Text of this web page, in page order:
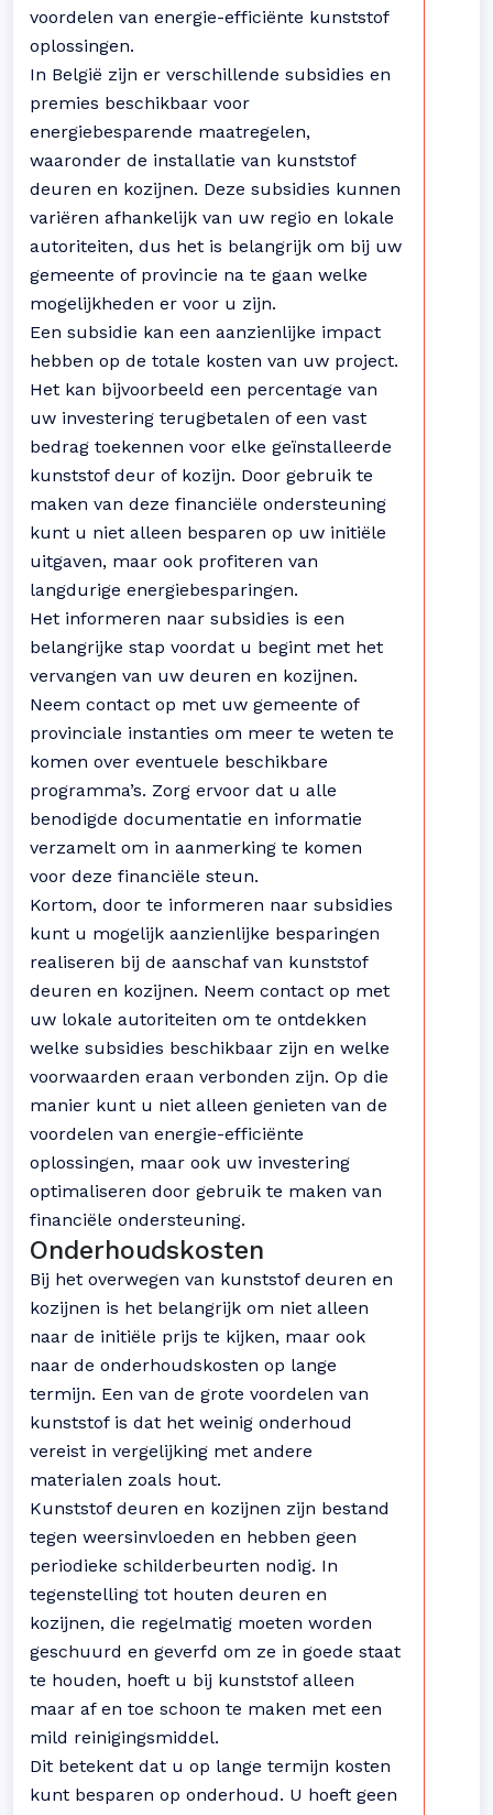
voordelen van energie-efficiënte kunststof
oplossingen.
In België zijn er verschillende subsidies en
premies beschikbaar voor
energiebesparende maatregelen,
waaronder de installatie van kunststof
deuren en kozijnen. Deze subsidies kunnen
variëren afhankelijk van uw regio en lokale
autoriteiten, dus het is belangrijk om bij uw
gemeente of provincie na te gaan welke
mogelijkheden er voor u zijn.
Een subsidie kan een aanzienlijke impact
hebben op de totale kosten van uw project.
Het kan bijvoorbeeld een percentage van
uw investering terugbetalen of een vast
bedrag toekennen voor elke geïnstalleerde
kunststof deur of kozijn. Door gebruik te
maken van deze financiële ondersteuning
kunt u niet alleen besparen op uw initiële
uitgaven, maar ook profiteren van
langdurige energiebesparingen.
Het informeren naar subsidies is een
belangrijke stap voordat u begint met het
vervangen van uw deuren en kozijnen.
Neem contact op met uw gemeente of
provinciale instanties om meer te weten te
komen over eventuele beschikbare
programma’s. Zorg ervoor dat u alle
benodigde documentatie en informatie
verzamelt om in aanmerking te komen
voor deze financiële steun.
Kortom, door te informeren naar subsidies
kunt u mogelijk aanzienlijke besparingen
realiseren bij de aanschaf van kunststof
deuren en kozijnen. Neem contact op met
uw lokale autoriteiten om te ontdekken
welke subsidies beschikbaar zijn en welke
voorwaarden eraan verbonden zijn. Op die
manier kunt u niet alleen genieten van de
voordelen van energie-efficiënte
oplossingen, maar ook uw investering
optimaliseren door gebruik te maken van
financiële ondersteuning.
Onderhoudskosten
Bij het overwegen van kunststof deuren en
kozijnen is het belangrijk om niet alleen
naar de initiële prijs te kijken, maar ook
naar de onderhoudskosten op lange
termijn. Een van de grote voordelen van
kunststof is dat het weinig onderhoud
vereist in vergelijking met andere
materialen zoals hout.
Kunststof deuren en kozijnen zijn bestand
tegen weersinvloeden en hebben geen
periodieke schilderbeurten nodig. In
tegenstelling tot houten deuren en
kozijnen, die regelmatig moeten worden
geschuurd en geverfd om ze in goede staat
te houden, hoeft u bij kunststof alleen
maar af en toe schoon te maken met een
mild reinigingsmiddel.
Dit betekent dat u op lange termijn kosten
kunt besparen op onderhoud. U hoeft geen